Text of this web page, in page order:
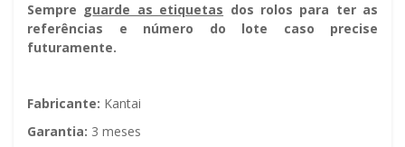
Sempre guarde as etiquetas dos rolos para ter as
referências e número do lote caso precise
futuramente.
Fabricante: Kantai
Garantia: 3 meses